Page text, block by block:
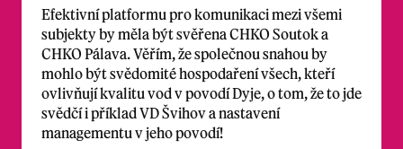
Efektivní platformu pro komunikaci mezi všemi
subjekty by měla být svěřena CHKO Soutok a
CHKO Pálava. Věřím, že společnou snahou by
mohlo být svědomité hospodaření všech, kteří
ovlivňují kvalitu vod v povodí Dyje, o tom, že to jde
svědčí i příklad VD Švihov a nastavení
managementu v jeho povodí!